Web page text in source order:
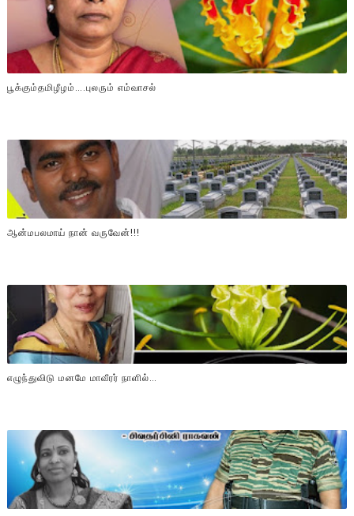
பூக்கும்தமிழீழம்….புலரும் எம்வாசல்
ஆன்மபலமாய் நான் வருவேன்!!!
எழுந்துவிடு மனமே மாவீரர் நாளில்…